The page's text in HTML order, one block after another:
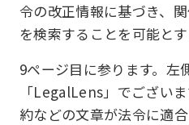
令の改正情報に基づき、
を検索することを可能とす
9ページ目に参ります。左
「LegalLens」でござい
約などの文章が法令に適